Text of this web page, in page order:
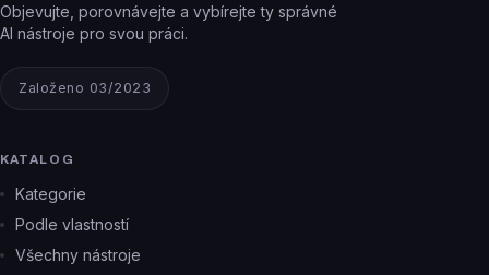
Objevujte, porovnávejte a vybírejte ty správné
AI nástroje pro svou práci.
Založeno 03/2023
KATALOG
Kategorie
Podle vlastností
Všechny nástroje